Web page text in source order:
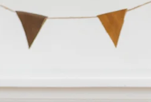
4,6 på Google Reviews.